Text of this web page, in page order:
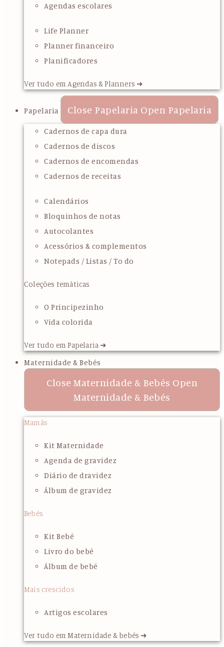
Agendas escolares
Life Planner
Planner financeiro
Planificadores
Ver tudo em Agendas & Planners ➜
Papelaria Close Papelaria Open Papelaria
Cadernos de capa dura
Cadernos de discos
Cadernos de encomendas
Cadernos de receitas
Calendários
Bloquinhos de notas
Autocolantes
Acessórios & complementos
Notepads / Listas / To do
Coleções temáticas
O Principezinho
Vida colorida
Ver tudo em Papelaria ➜
Maternidade & Bebés
Close Maternidade & Bebés Open
Maternidade & Bebés
Mamãs
Kit Maternidade
Agenda de gravidez
Diário de dravidez
Álbum de gravidez
Bebés
Kit Bebé
Livro do bebé
Álbum de bebé
Mais crescidos
Artigos escolares
Ver tudo em Maternidade & bebés ➜